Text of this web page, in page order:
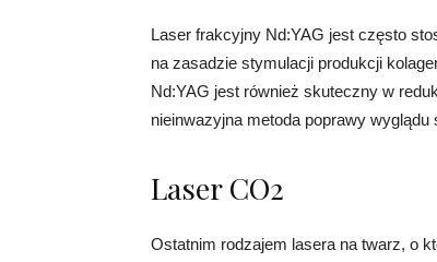
Laser frakcyjny Nd:YAG jest często
na zasadzie stymulacji produkcji
Nd:YAG jest również skuteczny w
nieinwazyjna metoda poprawy wyglądu
Laser CO2
Ostatnim rodzajem lasera na twarz, o